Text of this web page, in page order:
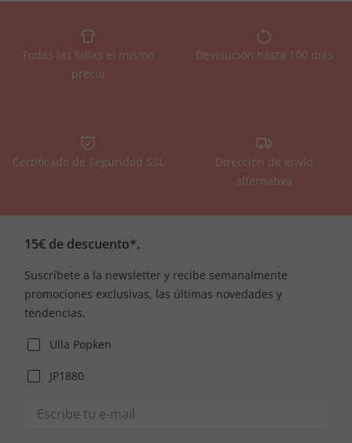
Todas las tallas el mismo
precio
Devolución hasta 100 días
Certificado de Seguridad SSL
Dirección de envío
alternativa
15€ de descuento*.
Suscríbete a la newsletter y recibe semanalmente
promociones exclusivas, las últimas novedades y
tendencias.
Ulla Popken
JP1880